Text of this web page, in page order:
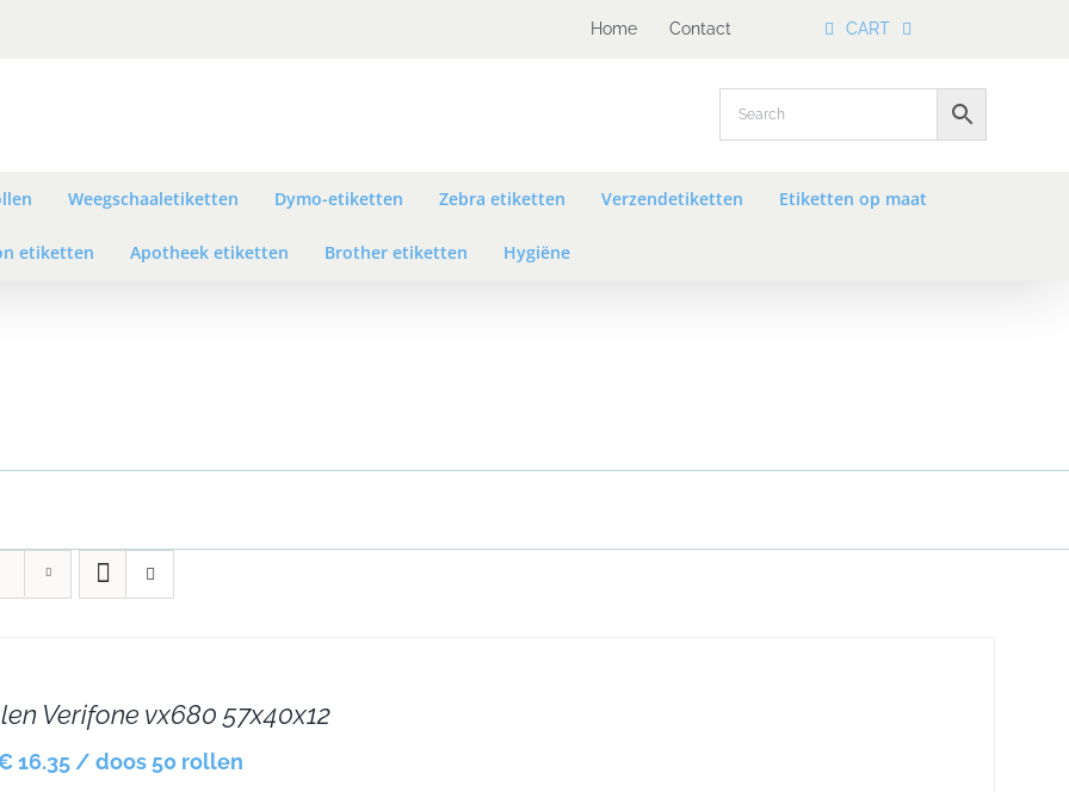
Home Contact CART
Weegschaaletiketten Dymo-etiketten Zebra etiketten Verzendetiketten Etiketten op maat
etiketten Apotheek etiketten Brother etiketten Hygiëne
Verifone vx680 57x40x12
16.35 / doos 50 rollen